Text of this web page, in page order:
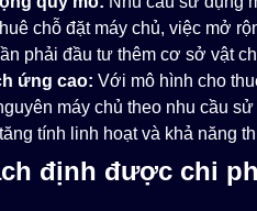
chỗ đặt máy chủ, việc mở
phải đầu tư thêm cơ sở vật
ứng cao: Với mô hình cho
máy chủ theo nhu cầu
tính linh hoạt và khả năng
định được chi